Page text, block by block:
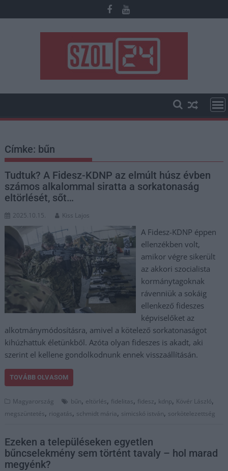
to
Címke: bűn
Tudtuk? A Fidesz-KDNP az elmúlt húsz évben
számos alkalommal siratta a sorkatonaság
eltörlését, sőt…
2025.10.15. Kiss Lajos
A Fidesz-KDNP éppen
ellenzékben volt,
amikor végre sikerült
az akkori szocialista
kormánytagoknak
rávenniük a sokáig
ellenkező fideszes
képviselőket az
alkotmánymódosításra, amivel a kötelező sorkatonaságot
kihúzhattuk életünkből. Azóta olyan fideszes is akadt, aki
szerint el kellene gondolkodnunk ennek visszaállításán.
TOVÁBB OLVASOM
Magyarország bűn, eltörlés, fidelitas, fidesz, kdnp, Kövér László,
megszüntetés, riogatás, schmidt mária, simicskó istván, sorkötelezettség
Ezeken a településeken egyetlen
bűncselekmény sem történt tavaly – hol marad
megyénk?